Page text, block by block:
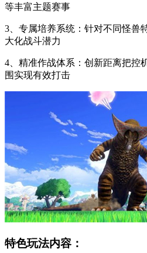
等丰富主题赛事
3、专属培养系统：针对不同怪兽
大化战斗潜力
4、精准作战体系：创新距离把控
围实现有效打击
特色玩法内容：